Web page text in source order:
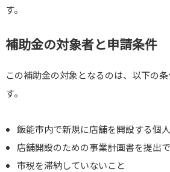
す。
補助金の対象者と申請条件
この補助金の対象となるのは、以下の
す。
飯能市内で新規に店舗を開設する個
店舗開設のための事業計画書を提出
市税を滞納していないこと